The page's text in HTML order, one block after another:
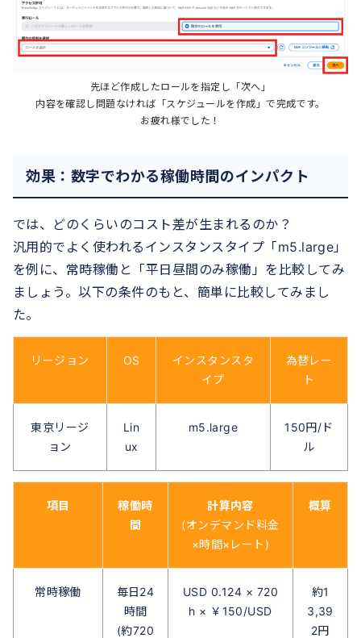
先ほど作成したロールを指定し「次へ」
内容を確認し問題なければ「スケジュールを作成」で完成です。
お疲れ様でした！
効果：数字でわかる稼働時間のインパクト
では、どのくらいのコスト差が生まれるのか？
汎用的でよく使われるインスタンスタイプ「m5.large」
を例に、常時稼働と「平日昼間のみ稼働」を比較してみ
ましょう。以下の条件のもと、簡単に比較してみまし
た。
リージョン OS
インスタンスタ
イプ
為替レー
ト
東京リージ
ョン
Lin
ux
m5.large
150円/ド
ル
項目
稼働時
間
計算内容
(オンデマンド料金
×時間×レート)
概算
常時稼働
毎日24
時間
(約720
USD 0.124 × 720
h × ￥150/USD
約1
3,39
2円